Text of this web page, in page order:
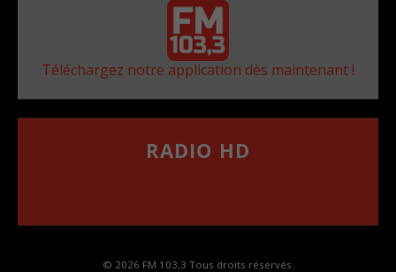
Téléchargez notre application dès maintenant !
RADIO HD
© 2026 FM 103,3 Tous droits réservés.